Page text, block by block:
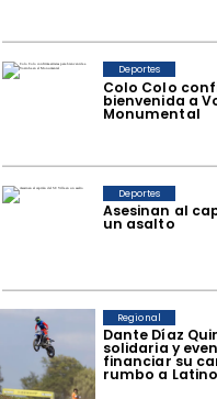
Colo Colo
bienvenida a
Monumental
Deportes
Asesinan al
un asalto
Deportes
Dante Díaz
solidaria y
financiar su
rumbo a
Regional